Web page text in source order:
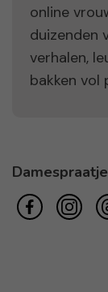
online
duizenden
verhalen,
bakken vol